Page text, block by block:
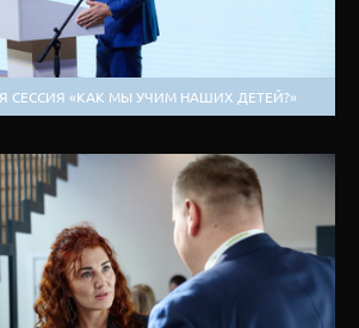
СЕССИЯ «КАК МЫ УЧИМ НАШИХ ДЕТЕЙ?»